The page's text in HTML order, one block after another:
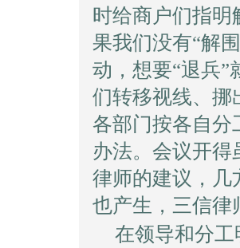
时给商户们指
果我们没有“解
动，想要“退兵
们转移视线、挪
各部门按各自分
办法。会议开
律师的建议，几
也产生，三信律
在领导和分